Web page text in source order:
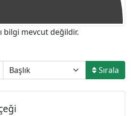
bilgi mevcut değildir.
Sırala